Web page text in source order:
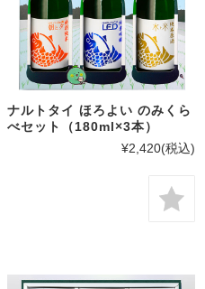
ナルトタイ ほろよい のみくら
べセット（180ml×3本）
¥2,420(税込)